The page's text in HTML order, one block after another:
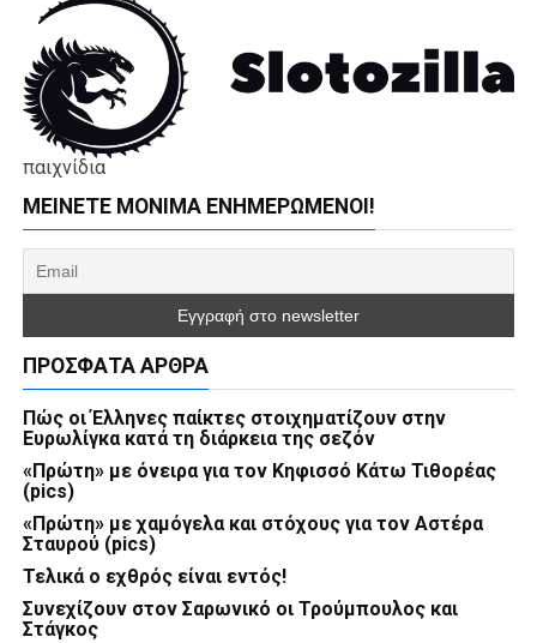
παιχνίδια
ΜΕΊΝΕΤΕ ΜΌΝΙΜΑ ΕΝΗΜΕΡΏΜΕΝΟΙ!
ΠΡΌΣΦΑΤΑ ΆΡΘΡΑ
Πώς οι Έλληνες παίκτες στοιχηματίζουν στην
Ευρωλίγκα κατά τη διάρκεια της σεζόν
«Πρώτη» με όνειρα για τον Κηφισσό Κάτω Τιθορέας
(pics)
«Πρώτη» με χαμόγελα και στόχους για τον Αστέρα
Σταυρού (pics)
Τελικά ο εχθρός είναι εντός!
Συνεχίζουν στον Σαρωνικό οι Τρούμπουλος και
Στάγκος